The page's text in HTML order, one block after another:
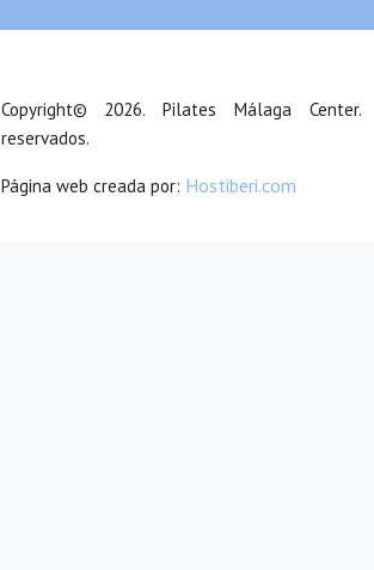
Copyright© 2026. Pilates Málaga
reservados.
Página web creada por: Hostiberi.com